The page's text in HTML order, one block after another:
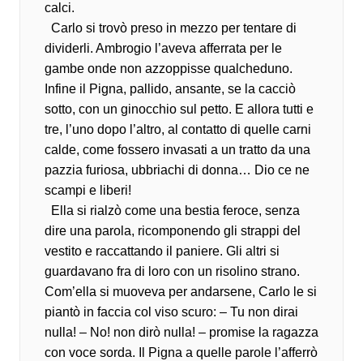
calci.
Carlo si trovò preso in mezzo per tentare di
dividerli. Ambrogio l’aveva afferrata per le
gambe onde non azzoppisse qualcheduno.
Infine il Pigna, pallido, ansante, se la cacciò
sotto, con un ginocchio sul petto. E allora tutti e
tre, l’uno dopo l’altro, al contatto di quelle carni
calde, come fossero invasati a un tratto da una
pazzia furiosa, ubbriachi di donna… Dio ce ne
scampi e liberi!
Ella si rialzò come una bestia feroce, senza
dire una parola, ricomponendo gli strappi del
vestito e raccattando il paniere. Gli altri si
guardavano fra di loro con un risolino strano.
Com’ella si muoveva per andarsene, Carlo le si
piantò in faccia col viso scuro: – Tu non dirai
nulla! – No! non dirò nulla! – promise la ragazza
con voce sorda. Il Pigna a quelle parole l’afferrò